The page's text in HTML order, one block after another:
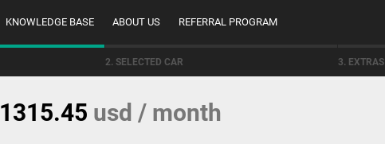
KNOWLEDGE BASE ABOUT US REFERRAL PROGRAM
2. SELECTED CAR 3. EXTRAS
1315.45 usd / month